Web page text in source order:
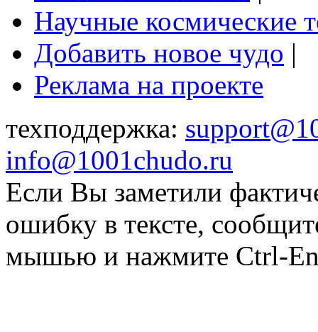
Научные космические
Добавить новое чудо |
Реклама на проекте
техподдержка:
info@1001chudo.ru
Если Вы заметили
ошибку в тексте,
мышью и нажмите Ctrl-